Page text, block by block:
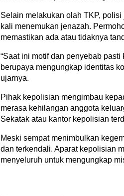
Selain melakukan olah TKP,
kali menemukan jenazah.
memastikan ada atau tidaknya
“Saat ini motif dan penyebab
berupaya mengungkap identitas
ujarnya.
Pihak kepolisian mengimbau
merasa kehilangan anggota
Sekatak atau kantor kepolisian
Meski sempat menimbulkan
dan terkendali. Aparat kepolisian
menyeluruh untuk mengungkap